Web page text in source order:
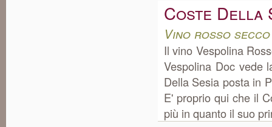
Coste Della
Vino rosso secco
Il vino Vespolina
Vespolina Doc vede
Della Sesia posta in
E' proprio qui che il
più in quanto il suo